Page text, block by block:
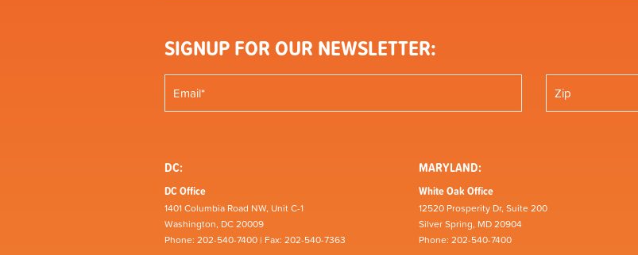
SIGNUP FOR OUR NEWSLETTER:
DC:
DC Office
1401 Columbia Road NW, Unit C-1
Washington, DC 20009
Phone: 202-540-7400 | Fax: 202-540-7363
MARYLAND:
White Oak Office
12520 Prosperity Dr, Suite 200
Silver Spring, MD 20904
Phone: 202-540-7400